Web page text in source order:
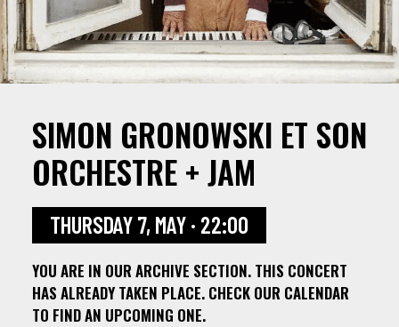
SIMON GRONOWSKI ET SON
ORCHESTRE + JAM
THURSDAY 7, MAY · 22:00
YOU ARE IN OUR ARCHIVE SECTION. THIS CONCERT
HAS ALREADY TAKEN PLACE. CHECK OUR CALENDAR
TO FIND AN UPCOMING ONE.